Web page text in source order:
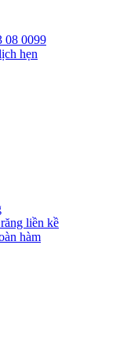
08 0099
hẹn
liền kề
hàm